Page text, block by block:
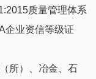
质量管理体系
企业资信等级证
所）、冶金、石